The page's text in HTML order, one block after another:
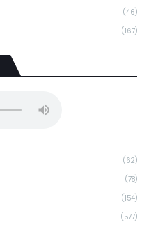
(46)
(167)
(62)
(78)
(154)
(577)